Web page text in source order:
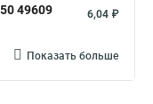
49609
6,04 ₽
Показать больше